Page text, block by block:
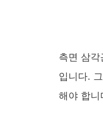
측면 삼
입니다.
해야 합니